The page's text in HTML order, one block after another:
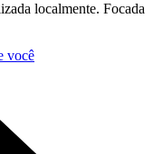
localmente. Focada
você